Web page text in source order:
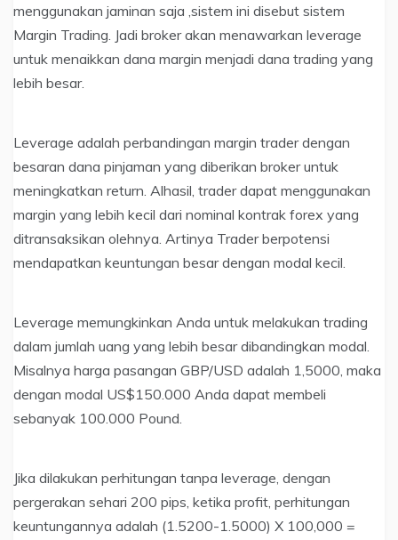
menggunakan jaminan saja ,sistem ini disebut sistem
Margin Trading. Jadi broker akan menawarkan leverage
untuk menaikkan dana margin menjadi dana trading yang
lebih besar.
Leverage adalah perbandingan margin trader dengan
besaran dana pinjaman yang diberikan broker untuk
meningkatkan return. Alhasil, trader dapat menggunakan
margin yang lebih kecil dari nominal kontrak forex yang
ditransaksikan olehnya. Artinya Trader berpotensi
mendapatkan keuntungan besar dengan modal kecil.
Leverage memungkinkan Anda untuk melakukan trading
dalam jumlah uang yang lebih besar dibandingkan modal.
Misalnya harga pasangan GBP/USD adalah 1,5000, maka
dengan modal US$150.000 Anda dapat membeli
sebanyak 100.000 Pound.
Jika dilakukan perhitungan tanpa leverage, dengan
pergerakan sehari 200 pips, ketika profit, perhitungan
keuntungannya adalah (1.5200-1.5000) X 100,000 =